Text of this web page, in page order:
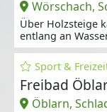
Wörschach,
Über Holzsteige
entlang an
Sport &
Freibad
Öblarn,